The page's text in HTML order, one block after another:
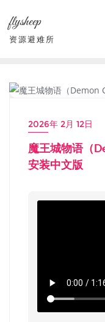
content
flysheep
资源避难所
2026年 2月 12日
魔王城物语（
安装中文版